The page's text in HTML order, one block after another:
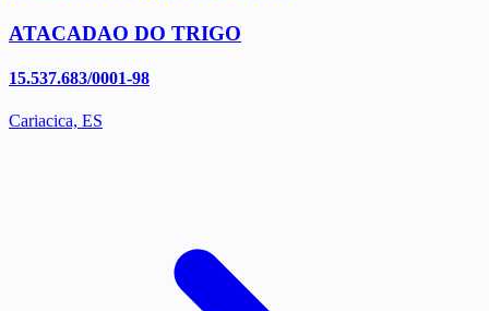
ATACADAO DO TRIGO
15.537.683/0001-98
Cariacica, ES